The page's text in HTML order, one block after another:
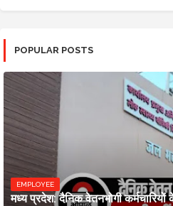
POPULAR POSTS
EMPLOYEE
मध्य प्रदेश: दैनिक वेतनभोगी